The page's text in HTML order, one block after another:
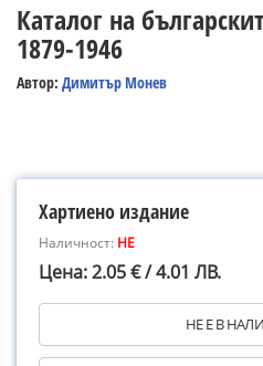
Каталог на
1879-1946
Автор: Димитър Монев
Хартиено издание
Наличност: НЕ
Цена: 2.05 € / 4.01 ЛВ.
НЕ Е В